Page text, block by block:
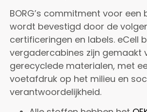
BORG’s commitment voor een
wordt bevestigd door de
certificeringen en labels. eCell
vergadercabines zijn gemaakt
gerecyclede materialen, met
voetafdruk op het milieu en
verantwoordelijkheid.